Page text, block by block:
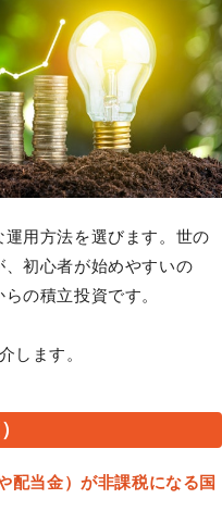
用方法を選びます。世の
初心者が始めやすいの
の積立投資です。
します。
配当金）が非課税になる国